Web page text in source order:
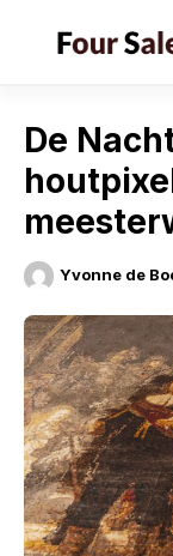
De
Yvonne de